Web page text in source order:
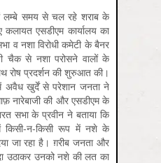
लम्बे समय से चल रहे शराब के
कलायत एसडीएम कार्यालय का
व नशा विरोधी कमेटी के बैनर
चैक से नशा परोसने वालों के
रोष प्रदर्शन की शुरुआत की।
अवैध खुर्दें से परेशान जनता ने
नारेबाजी की और एसडीएम के
सभा के प्रवीन ने बताया कि
न-किसी रूप में नशे के
जा रहा है। ग़रीब जनता और
उठाकर उनको नशे की लत का